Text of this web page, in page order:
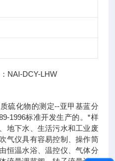
NAI-DCY-LHW
硫化物的测定--亚甲基蓝分
1996标准开发生产的。*样
地下水、生活污水和工业废
气仪具有容易控制、操作简
恒温水浴、温控仪、气体分